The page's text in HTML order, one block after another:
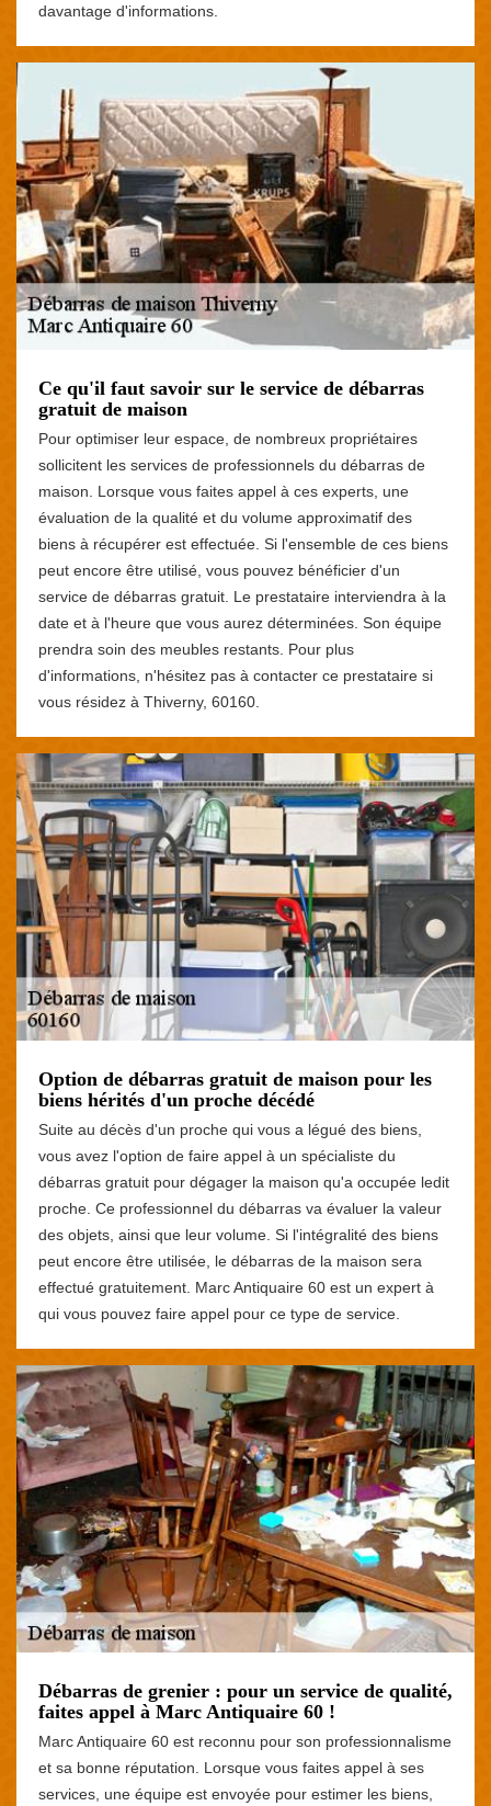
davantage d'informations.
Ce qu'il faut savoir sur le service de débarras
gratuit de maison
Pour optimiser leur espace, de nombreux propriétaires
sollicitent les services de professionnels du débarras de
maison. Lorsque vous faites appel à ces experts, une
évaluation de la qualité et du volume approximatif des
biens à récupérer est effectuée. Si l'ensemble de ces biens
peut encore être utilisé, vous pouvez bénéficier d'un
service de débarras gratuit. Le prestataire interviendra à la
date et à l'heure que vous aurez déterminées. Son équipe
prendra soin des meubles restants. Pour plus
d'informations, n'hésitez pas à contacter ce prestataire si
vous résidez à Thiverny, 60160.
Option de débarras gratuit de maison pour les
biens hérités d'un proche décédé
Suite au décès d'un proche qui vous a légué des biens,
vous avez l'option de faire appel à un spécialiste du
débarras gratuit pour dégager la maison qu'a occupée ledit
proche. Ce professionnel du débarras va évaluer la valeur
des objets, ainsi que leur volume. Si l'intégralité des biens
peut encore être utilisée, le débarras de la maison sera
effectué gratuitement. Marc Antiquaire 60 est un expert à
qui vous pouvez faire appel pour ce type de service.
Débarras de grenier : pour un service de qualité,
faites appel à Marc Antiquaire 60 !
Marc Antiquaire 60 est reconnu pour son professionnalisme
et sa bonne réputation. Lorsque vous faites appel à ses
services, une équipe est envoyée pour estimer les biens,